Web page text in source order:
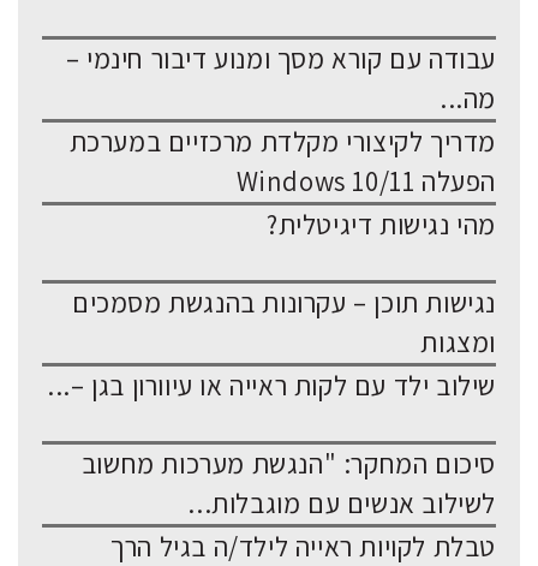
עבודה עם קורא מסך ומנוע דיבור חינמי –
מה...
מדריך לקיצורי מקלדת מרכזיים במערכת
הפעלה Windows 10/11
מהי נגישות דיגיטלית?
נגישות תוכן – עקרונות בהנגשת מסמכים
ומצגות
שילוב ילד עם לקות ראייה או עיוורון בגן –...
סיכום המחקר: "הנגשת מערכות מחשוב
לשילוב אנשים עם מוגבלות...
טבלת לקויות ראייה לילד/ה בגיל הרך